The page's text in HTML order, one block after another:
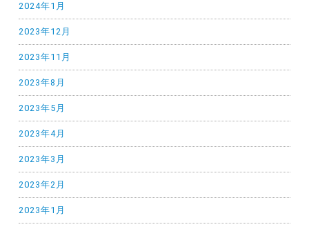
2024年1月
2023年12月
2023年11月
2023年8月
2023年5月
2023年4月
2023年3月
2023年2月
2023年1月